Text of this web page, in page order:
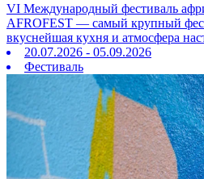
VI Международный фестиваль
AFROFEST — самый крупный
вкуснейшая кухня и атмосфера
20.07.2026 - 05.09.2026
Фестиваль